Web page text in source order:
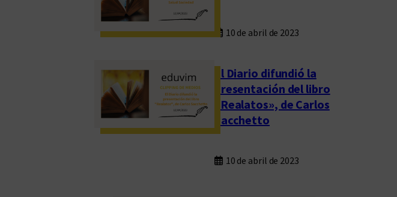
10 de abril de 2023
El Diario difundió la
presentación del libro
«Realatos», de Carlos
Sacchetto
10 de abril de 2023